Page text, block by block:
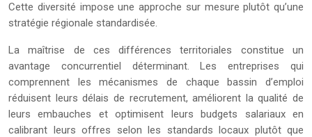
Cette diversité impose une approche sur mesure plutôt qu’une
stratégie régionale standardisée.
La maîtrise de ces différences territoriales constitue un
avantage concurrentiel déterminant. Les entreprises qui
comprennent les mécanismes de chaque bassin d’emploi
réduisent leurs délais de recrutement, améliorent la qualité de
leurs embauches et optimisent leurs budgets salariaux en
calibrant leurs offres selon les standards locaux plutôt que